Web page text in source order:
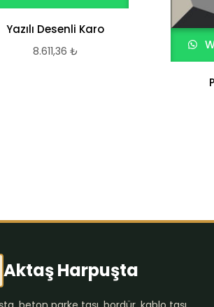
Yazılı Desenli Karo
8.611,36 ₺
Aktaş Harpuşta